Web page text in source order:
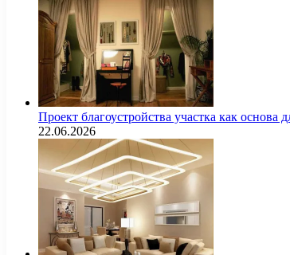
Проект благоустройства участка как
22.06.2026